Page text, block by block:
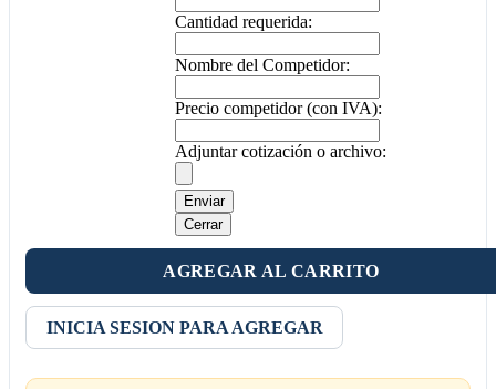
Cantidad requerida:
Nombre del Competidor:
Precio competidor (con IVA):
Adjuntar cotización o archivo:
Enviar
Cerrar
AGREGAR AL CARRITO
INICIA SESION PARA AGREGAR